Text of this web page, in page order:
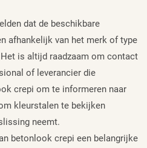
dat de beschikbare
afhankelijk van het merk of type
is altijd raadzaam om contact
of leverancier die
crepi om te informeren naar
kleurstalen te bekijken
neemt.
betonlook crepi een belangrijke